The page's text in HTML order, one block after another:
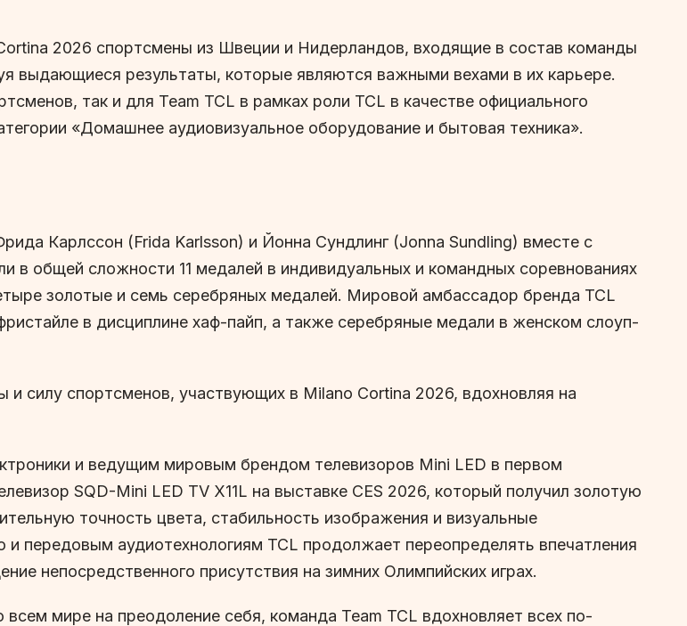
2026 спортсмены из Швеции и Нидерландов, входящие в состав команды
выдающиеся результаты, которые являются важными вехами в их карьере.
так и для Team TCL в рамках роли TCL в качестве официального
«Домашнее аудиовизуальное оборудование и бытовая техника».
Карлссон (Frida Karlsson) и Йонна Сундлинг (Jonna Sundling) вместе с
в общей сложности 11 медалей в индивидуальных и командных соревнованиях
золотые и семь серебряных медалей. Мировой амбассадор бренда TCL
в дисциплине хаф-пайп, а также серебряные медали в женском слоуп-
силу спортсменов, участвующих в Milano Cortina 2026, вдохновляя на
и ведущим мировым брендом телевизоров Mini LED в первом
SQD-Mini LED TV X11L на выставке CES 2026, который получил золотую
точность цвета, стабильность изображения и визуальные
передовым аудиотехнологиям TCL продолжает переопределять впечатления
непосредственного присутствия на зимних Олимпийских играх.
мире на преодоление себя, команда Team TCL вдохновляет всех по-